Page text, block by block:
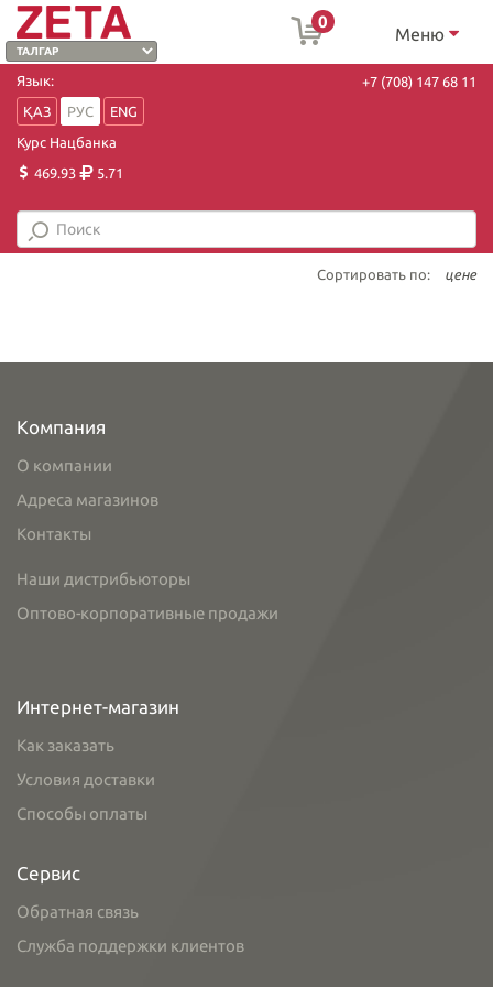
0
Меню
Язык:
ҚАЗ
РУС
ENG
Курс Нацбанка
469.93
5.71
+7 (708) 147 68 11
Сортировать по: цене
Компания
О компании
Адреса магазинов
Контакты
Наши дистрибьюторы
Оптово-корпоративные продажи
Интернет-магазин
Как заказать
Условия доставки
Способы оплаты
Сервис
Обратная связь
Служба поддержки клиентов